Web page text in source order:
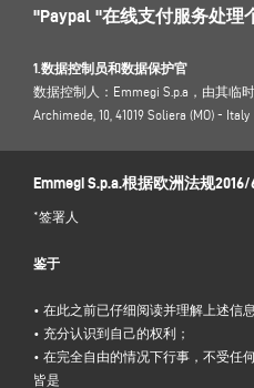
"Paypal "在线支付服务处理
1.数据控制员和数据保护官
数据控制人：Emmegi S.p.a，由其临
Archimede, 10, 41019 Soliera (MO) -
dpo.voilap@amicadpo.eu
控制方将处理您通过填写控制方网站
姓名、公司名称、增值税号、税号、
邮件地址、报价/订单号）。此外，
理服务中获得更多支付数据，例如账
用于支付的数据由所申请支付服务的
Emmegi S.p.a.根据欧洲法规
*签署人
鉴于
• 在此之前已仔细阅读并理解上述信
• 充分认识到自己的权利；
• 在完全自由的情况下行事，不受任
皆是